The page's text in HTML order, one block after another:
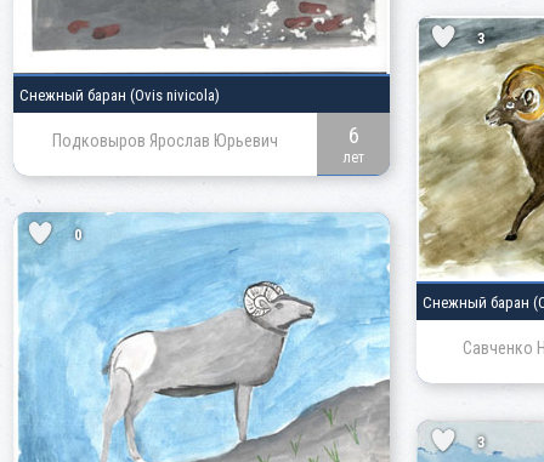
Снежный баран (Ovis nivicola)
Подковыров Ярослав Юрьевич 6
лет
3
Снежный баран
Савченко
0
3